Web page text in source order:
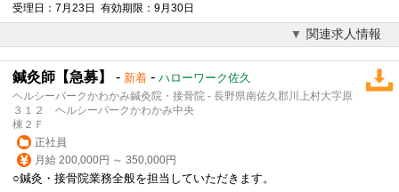
受理日：7月23日 有効期限：9月30日
関連求人情報
鍼灸師【急募】 - 新着 - ハローワーク佐久
ヘルシーパークかわかみ鍼灸院・接骨院 - 長野県南佐久郡川上村大字原
３１２ ヘルシーパークかわかみ中央
棟２Ｆ
正社員
月給 200,000円 ～ 350,000円
○鍼灸・接骨院業務全般を担当していただきます。